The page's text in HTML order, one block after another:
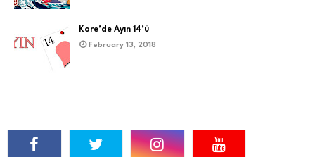
Kore’de Ayın 14’ü
February 13, 2018